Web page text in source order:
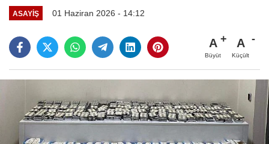
ASAYİŞ 01 Haziran 2026 - 14:12
A
Büyüt
A
Küçült